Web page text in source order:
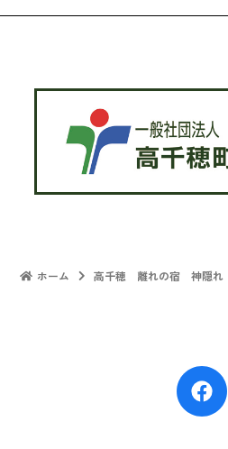
ホーム 高千穂 離れの宿 神隠れ